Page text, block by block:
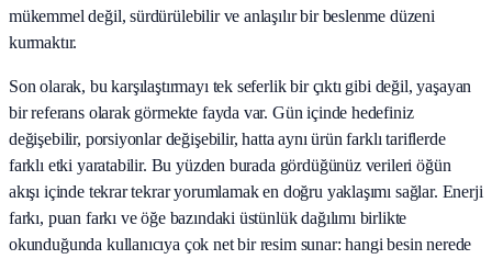
mükemmel değil, sürdürülebilir ve anlaşılır bir beslenme düzeni
kurmaktır.
Son olarak, bu karşılaştırmayı tek seferlik bir çıktı gibi değil, yaşayan
bir referans olarak görmekte fayda var. Gün içinde hedefiniz
değişebilir, porsiyonlar değişebilir, hatta aynı ürün farklı tariflerde
farklı etki yaratabilir. Bu yüzden burada gördüğünüz verileri öğün
akışı içinde tekrar tekrar yorumlamak en doğru yaklaşımı sağlar. Enerji
farkı, puan farkı ve öğe bazındaki üstünlük dağılımı birlikte
okunduğunda kullanıcıya çok net bir resim sunar: hangi besin nerede